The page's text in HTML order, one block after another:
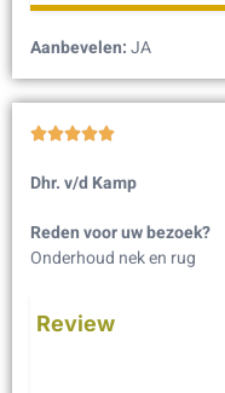
Aanbevelen:JA

Dhr. v/d Kamp
Reden voor uw bezoek?
Onderhoud nek en rug
Review